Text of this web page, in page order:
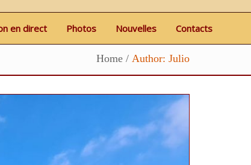
en direct Photos Nouvelles Contacts
Home / Author: Julio